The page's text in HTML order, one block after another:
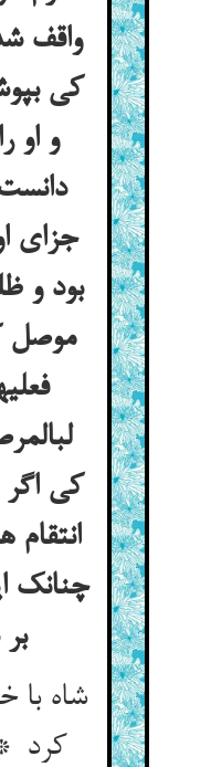
واقف
کی
و او
جزای
بود و
موصل
کی اگر
انتقام
چنانک
بر سرش آمد
شاه با
کرد